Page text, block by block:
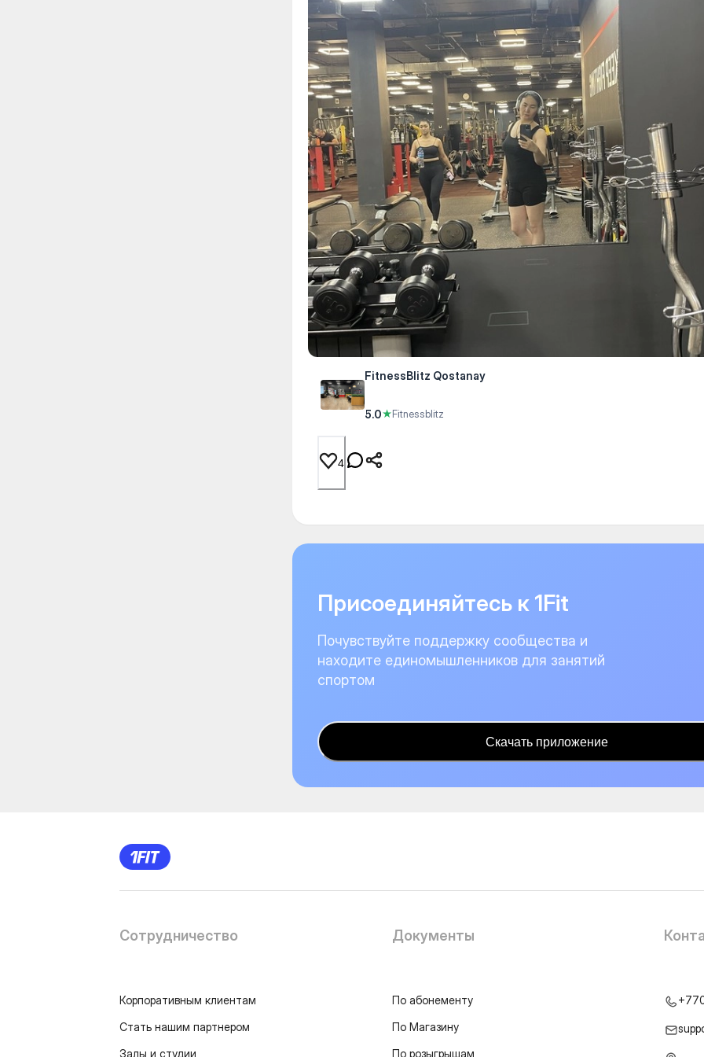
FitnessBlitz Qostanay
5.0★Fitnessblitz
4
Присоединяйтесь к 1Fit
Почувствуйте поддержку сообщества и
находите единомышленников для занятий
спортом
Скачать приложение
Сотрудничество
Корпоративным клиентам
Стать нашим партнером
Залы и студии
Документы
По абонементу
По Магазину
По розыгрышам